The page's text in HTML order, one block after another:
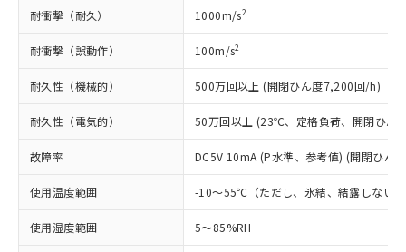
耐衝撃（耐久） 1000m/s2
耐衝撃（誤動作） 100m/s2
耐久性（機械的） 500万回以上 (開閉ひん度7,200回/h)
耐久性（電気的） 50万回以上 (23℃、定格負荷、開閉ひん
故障率 DC5V 10mA (P水準、参考値) (開閉ひん
使用温度範囲 -10～55℃（ただし、氷結、結露しない
使用湿度範囲 5～85%RH
様のお取引先、またはお客様担当のオ
ムロン制御機器販売店・当社販売員に
ご相談ください。
オムロン制御機器販売店や当社販売拠
」をご確認
ください。
在庫状況および標準価格結果を当社の
事前の承諾なく第三者に漏洩または開
示しないようお願いします。
マイパーツ機能（部品リスト作成サー
ビス）をご利用いただくには、I-Web
メンバーズにご登録されている必要が
ルベンジル（BBP） 1000ppm以下、フタル酸ジブチル
（DBP） 1000ppm以下、フタル酸ジイソブチル
但し、RoHS指令で産業用監視および制御機器に対する
フタル酸エステル類の４物質については閾値を超える意
図的な使用がないことを確認しています。
部品在庫の切り替え状況などにより、予定
DBP(フタル酸ジブチル) : 1000ppm、 DIBP(フタル酸ジ
ル) : 1000ppm、
DEHP(フタル酸ビス(2-エチルヘキシル)) : 1000ppm
※2 環境保護使用期限
「ｅ」：有害物質（10物質）のすべてが基
準値以下であることを示します。
「10」：通常の使用状況下において有害物
及ぼさない年数を意味します。
「－」：未確認です。当社販売部門へお問
全に破砕するなど、違法に輸出されな
いよう必要な手段を講じます。
当社は貴社製品を、核兵器、ミサイ
ル、化学兵器、生物兵器またはその他
武器並びにこれらの製造装置等に一切
当社は、貴社製品を第三者に販売する
場合は、上記1、2および3の内容を当
該第三者に通知します。また当社は、
販売先および販売に係わる関係者が違
法に輸出するおそれがある場合は、取
り引きをいたしません。
一定数には満たないが在庫あり
いては、お客様のお取引先、ま
たはお客様担当のオムロン制御
機器販売店・当社販売員にご確
認ください)
空
受注生産機種、また在庫状況の
情報を公開していない機種